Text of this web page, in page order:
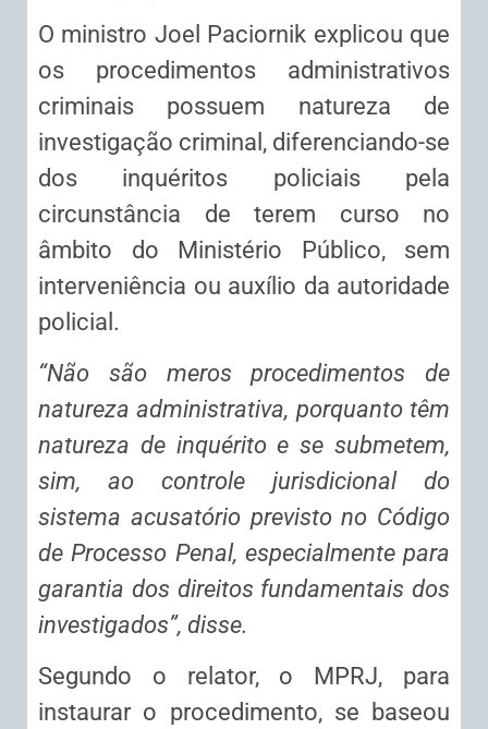
O ministro Joel Paciornik explicou que
os procedimentos administrativos
criminais
possuem natureza de
investigação criminal, diferenciando-se
dos inquéritos policiais pela
circunstância de terem curso no
âmbito do Ministério Público, sem
interveniência ou auxílio da autoridade
policial.
“Não são meros procedimentos de
natureza administrativa, porquanto têm
natureza de inquéritoe se submetem,
sim, ao controle jurisdicional do
sistema acusatório previsto no Código
de Processo Penal, especialmente para
garantia dos direitos fundamentais dos
investigados”, disse.
Segundo o relator, o MPRJ, para
instaurar o procedimento, se baseou